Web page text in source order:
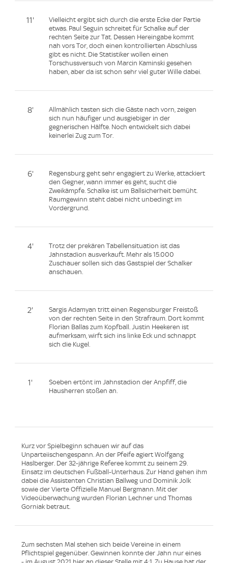
11'
Vielleicht ergibt sich durch die erste Ecke der Partie
etwas. Paul Seguin schreitet für Schalke auf der
rechten Seite zur Tat. Dessen Hereingabe kommt
nah vors Tor, doch einen kontrollierten Abschluss
gibt es nicht. Die Statistiker wollen einen
Torschussversuch von Marcin Kaminski gesehen
haben, aber da ist schon sehr viel guter Wille dabei.
8'
Allmählich tasten sich die Gäste nach vorn, zeigen
sich nun häufiger und ausgiebiger in der
gegnerischen Hälfte. Noch entwickelt sich dabei
keinerlei Zug zum Tor.
6'
Regensburg geht sehr engagiert zu Werke, attackiert
den Gegner, wann immer es geht, sucht die
Zweikämpfe. Schalke ist um Ballsicherheit bemüht.
Raumgewinn steht dabei nicht unbedingt im
Vordergrund.
4'
Trotz der prekären Tabellensituation ist das
Jahnstadion ausverkauft. Mehr als 15.000
Zuschauer sollen sich das Gastspiel der Schalker
anschauen.
2'
Sargis Adamyan tritt einen Regensburger Freistoß
von der rechten Seite in den Strafraum. Dort kommt
Florian Ballas zum Kopfball. Justin Heekeren ist
aufmerksam, wirft sich ins linke Eck und schnappt
sich die Kugel.
1'
Soeben ertönt im Jahnstadion der Anpfiff, die
Hausherren stoßen an.
Kurz vor Spielbeginn schauen wir auf das
Unparteiischengespann. An der Pfeife agiert Wolfgang
Haslberger. Der 32-jährige Referee kommt zu seinem 29.
Einsatz im deutschen Fußball-Unterhaus. Zur Hand gehen ihm
dabei die Assistenten Christian Ballweg und Dominik Jolk
sowie der Vierte Offizielle Manuel Bergmann. Mit der
Videoüberwachung wurden Florian Lechner und Thomas
Gorniak betraut.
Zum sechsten Mal stehen sich beide Vereine in einem
Pflichtspiel gegenüber. Gewinnen konnte der Jahn nur eines